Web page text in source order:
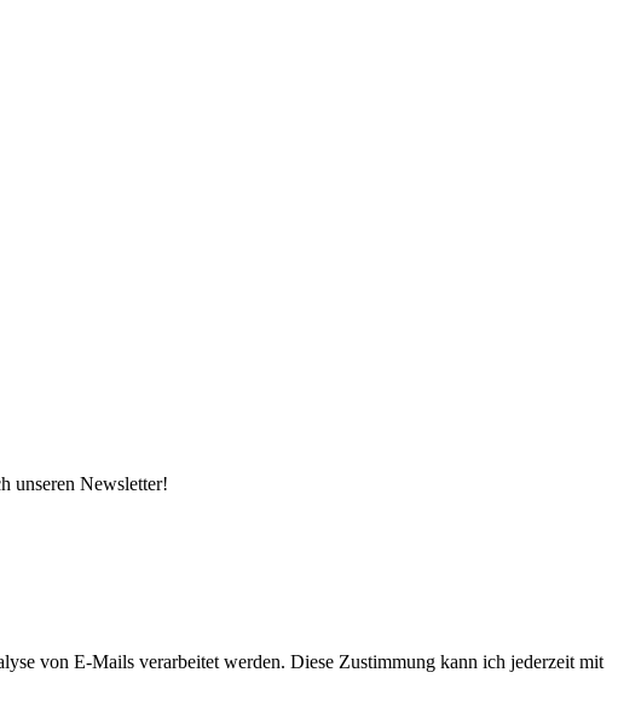
unseren Newsletter!
von E-Mails verarbeitet werden. Diese Zustimmung kann ich jederzeit mit